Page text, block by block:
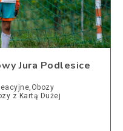
Jura Podlesice
z Kartą Dużej